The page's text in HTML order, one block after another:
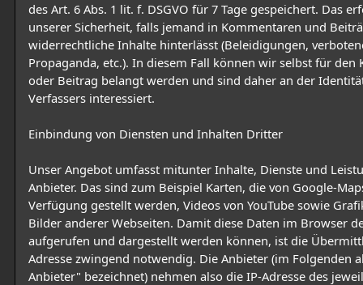
des Art. 6 Abs. 1 lit. f. DSGVO für 7 Tage gespeichert. Das
unserer Sicherheit, falls jemand in Kommentaren und
widerrechtliche Inhalte hinterlässt (Beleidigungen,
Propaganda, etc.). In diesem Fall können wir selbst für den
oder Beitrag belangt werden und sind daher an der
Verfassers interessiert.
Einbindung von Diensten und Inhalten Dritter
Unser Angebot umfasst mitunter Inhalte, Dienste und
Anbieter. Das sind zum Beispiel Karten, die von Google-
Verfügung gestellt werden, Videos von YouTube sowie
Bilder anderer Webseiten. Damit diese Daten im Browser
aufgerufen und dargestellt werden können, ist die
Adresse zwingend notwendig. Die Anbieter (im Folgenden
Anbieter" bezeichnet) nehmen also die IP-Adresse des